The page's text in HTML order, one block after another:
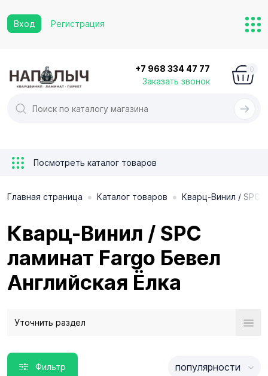
Вход Регистрация
+7 968 334 47 77
Заказать звонок
0
Посмотреть каталог товаров
Главная страница • Каталог товаров • Кварц-Винил / SPC
Кварц-Винил / SPC
ламинат Fargo Бевел
Английская Ёлка
Уточнить раздел
Фильтр популярности